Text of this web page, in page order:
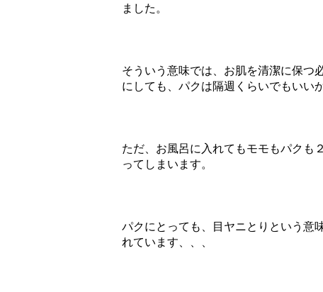
ました。
そういう意味では、お肌を清潔に保つ
にしても、パクは隔週くらいでもいい
ただ、お風呂に入れてもモモもパクも
ってしまいます。
パクにとっても、目ヤニとりという意
れています、、、